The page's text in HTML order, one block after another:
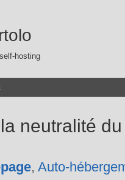
hosting
neutralité
, Auto-